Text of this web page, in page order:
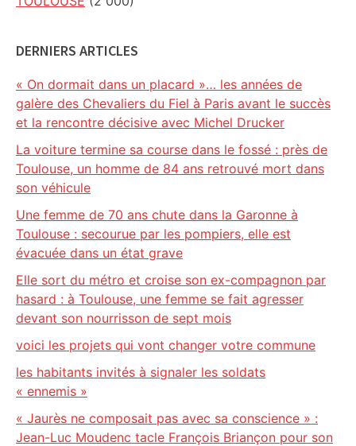
DERNIERS ARTICLES
« On dormait dans un placard »… les années de
galère des Chevaliers du Fiel à Paris avant le succès
et la rencontre décisive avec Michel Drucker
La voiture termine sa course dans le fossé : près de
Toulouse, un homme de 84 ans retrouvé mort dans
son véhicule
Une femme de 70 ans chute dans la Garonne à
Toulouse : secourue par les pompiers, elle est
évacuée dans un état grave
Elle sort du métro et croise son ex-compagnon par
hasard : à Toulouse, une femme se fait agresser
devant son nourrisson de sept mois
voici les projets qui vont changer votre commune
les habitants invités à signaler les soldats
« ennemis »
« Jaurès ne composait pas avec sa conscience » :
Jean-Luc Moudenc tacle François Briançon pour son